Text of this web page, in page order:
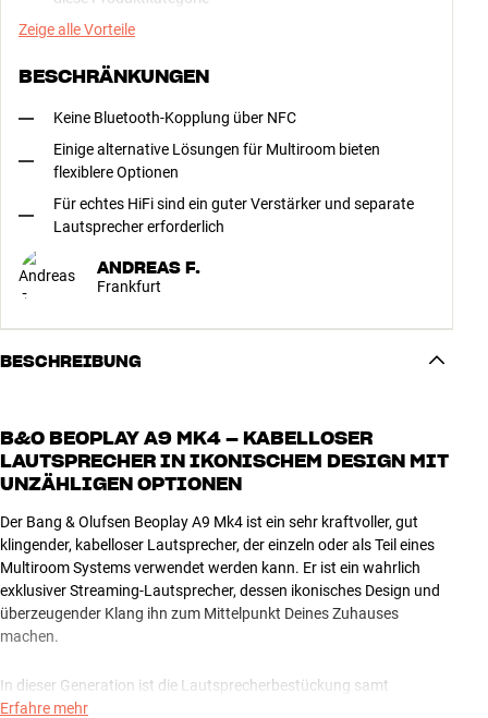
Zeige alle Vorteile
BESCHRÄNKUNGEN
Keine Bluetooth-Kopplung über NFC
Einige alternative Lösungen für Multiroom bieten
flexiblere Optionen
Für echtes HiFi sind ein guter Verstärker und separate
Lautsprecher erforderlich
ANDREAS F.
Frankfurt
BESCHREIBUNG
B&O BEOPLAY A9 MK4 – KABELLOSER
LAUTSPRECHER IN IKONISCHEM DESIGN MIT
UNZÄHLIGEN OPTIONEN
Der Bang & Olufsen Beoplay A9 Mk4 ist ein sehr kraftvoller, gut
klingender, kabelloser Lautsprecher, der einzeln oder als Teil eines
Multiroom Systems verwendet werden kann. Er ist ein wahrlich
exklusiver Streaming-Lautsprecher, dessen ikonisches Design und
überzeugender Klang ihn zum Mittelpunkt Deines Zuhauses
machen.
In dieser Generation ist die Lautsprecherbestückung samt
eingebauter Verstärker kräftiger als je zuvor. Dazu ist eine
Erfahre mehr